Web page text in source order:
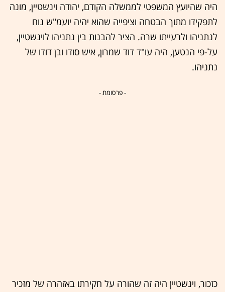
היה שהיועץ המשפטי לממשלה הקודם, יהודה וינשטיין, מונה
לתפקידו מתוך הבטחה וציפייה שהוא יהיה יועמ"ש נוח
לנתניהו ולרעייתו שרה. הציר להבנות בין נתניהו לוינשטיין,
על-פי הנטען, היה עו"ד דוד שמרון, איש סודו ובן דודו של
נתניהו.
- פרסומת -
כזכור, וינשטיין היה זה שהורה על חקירתו באזהרה של מזכיר